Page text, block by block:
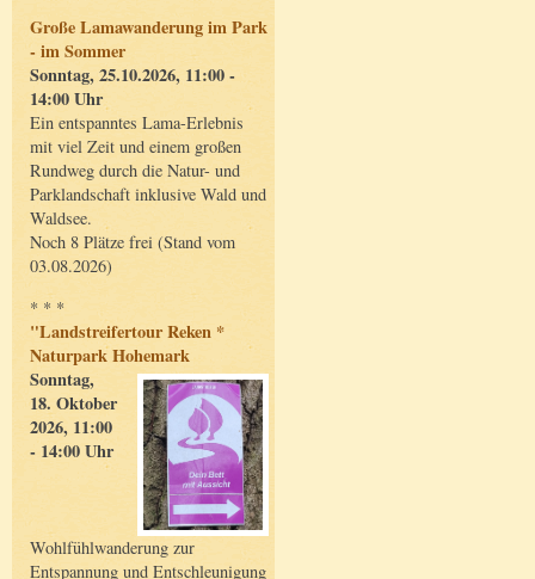
Große Lamawanderung im Park
- im Sommer
Sonntag, 25.10.2026, 11:00 -
14:00 Uhr
Ein entspanntes Lama-Erlebnis
mit viel Zeit und einem großen
Rundweg durch die Natur- und
Parklandschaft inklusive Wald und
Waldsee.
Noch 8 Plätze frei (Stand vom
03.08.2026)
* * *
"Landstreifertour Reken *
Naturpark Hohemark
Sonntag,
18. Oktober
2026, 11:00
- 14:00 Uhr
Wohlfühlwanderung zur
Entspannung und Entschleunigung